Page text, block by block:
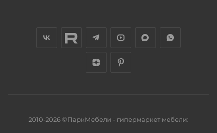
2010-2026 ©ПаркМебели - гипермаркет мебели: